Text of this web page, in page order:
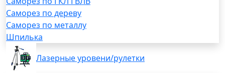
Саморез по дереву
Саморез по металлу
Шпилька
Лазерные уровени/рулетки